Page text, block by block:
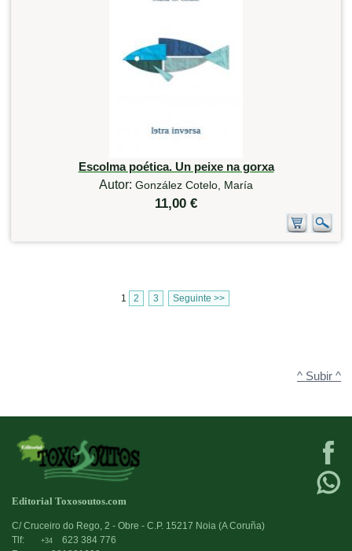
Escolma poética. Un peixe na gorxa
Autor: González Cotelo, María
11,00 €
1 2 3 Seguinte >>
^ Subir ^
Editorial Toxosoutos.com
C/ Cruceiro do Rego, 2 - Obre - C.P. 15217 Noia (A Coruña)
Tlf:
+34
623 384 776